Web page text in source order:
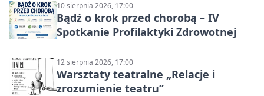
10 sierpnia 2026, 17:00
Bądź o krok przed chorobą – IV
Spotkanie Profilaktyki Zdrowotnej
12 sierpnia 2026, 17:00
Warsztaty teatralne „Relacje i
zrozumienie teatru”